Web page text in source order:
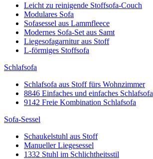
Leicht zu reinigende Stoffsofa-Couch
Modulares Sofa
Sofasessel aus Lammfleece
Modernes Sofa-Set aus Samt
Liegesofagarnitur aus Stoff
L-förmiges Stoffsofa
Schlafsofa
Schlafsofa aus Stoff fürs Wohnzimmer
8846 Einfaches und einfaches Schlafsofa
9142 Freie Kombination Schlafsofa
Sofa-Sessel
Schaukelstuhl aus Stoff
Manueller Liegesessel
1332 Stuhl im Schlichtheitsstil